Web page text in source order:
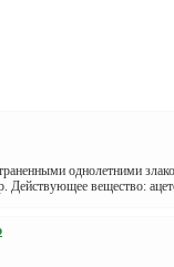
однолетними
Действующее вещество: